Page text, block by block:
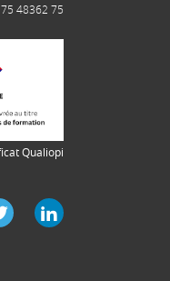
48362 75
Qualiopi